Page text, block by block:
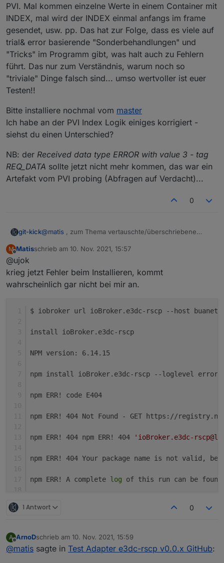
PVI. Mal kommen einzelne Werte in einem Container mit
INDEX, mal wird der INDEX einmal anfangs im frame
gesendet, usw. pp. Das hat zur Folge, dass es viele auf
trial& error basierende "Sonderbehandlungen" und
"Tricks" im Programm gibt, was halt auch zu Fehlern
führt. Das nur zum Verständnis, warum noch so
"triviale" Dinge falsch sind... umso wertvoller ist euer
Testen!!
Bitte installiere nochmal vom master
Ich habe an der PVI Index Logik einiges korrigiert -
siehst du einen Unterschied?
NB: der Received data type ERROR with value 3 - tag
REQ_DATA sollte jetzt nicht mehr kommen, das war ein
Artefakt vom PVI probing (Abfragen auf Verdacht)...
0
git-kick@matis , zum Thema vertauschte/überschriebene
Hintergrund: die E3/DC behandelt Index-Werte nicht
bei PHASES und STRINGS, mal nicht, wie bei BAT und
PVI. Mal kommen einzelne Werte in einem Container
mit INDEX, mal wird der INDEX einmal anfangs im
viele auf trial& error basierende
was halt auch zu Fehlern führt. Das nur zum
Verständnis, warum noch so "triviale" Dinge falsch
Bitte installiere nochmal vom master
Ich habe an der PVI Index Logik einiges korrigiert -
siehst du einen Unterschied?
NB: derReceived data type ERROR with value 3 - tag
Artefakt vom PVI probing (Abfragen auf Verdacht)...
M
Offline
Matisschrieb am 10. Nov. 2021, 15:57
zuletzt editiert von
@ujok
krieg jetzt Fehler beim Installieren, kommt
wahrscheinlich gar nicht bei mir an.
$ iobroker url ioBroker.e3dc-rscp --host buanet-
install ioBroker.e3dc-rscp
NPM version: 6.14.15
npm install ioBroker.e3dc-rscp --loglevel
npm ERR! code E404
npm ERR! 404 Not Found - GET https://
npm ERR! 404 npm ERR! 404 'ioBroker.e3dc-
npm ERR! 404 Your package name is not valid,
npm ERR! A complete log of this run can be
upload [12] e3dc-rscp.admin /opt/iobroker/
1 Antwort 0
A
Offline
ArnoDschrieb am 10. Nov. 2021, 15:59
zuletzt editiert von
@matis sagte in Test Adapter e3dc-rscp v0.0.x GitHub: